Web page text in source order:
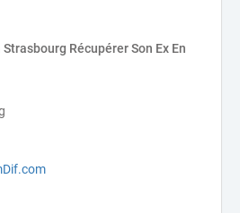
Récupérer Son Ex En